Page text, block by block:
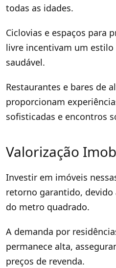
todas as idades.
Ciclovias e espaços para
livre incentivam um
saudável.
Restaurantes e bares de
proporcionam
sofisticadas e encontros
Valorização
Investir em imóveis
retorno garantido, devido
do metro quadrado.
A demanda por
permanece alta,
preços de revenda.